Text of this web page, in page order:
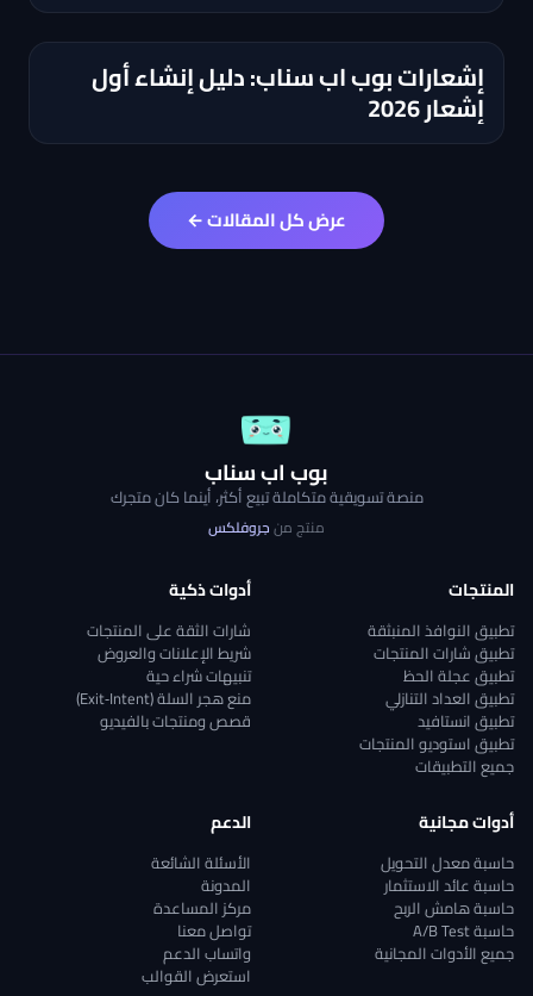
إشعارات بوب اب سناب: دليل إنشاء أول
إشعار 2026
عرض كل المقالات ←
بوب اب سناب
منصة تسويقية متكاملة تبيع أكثر، أينما كان متجرك
منتج منجروفلكس
المنتجات
تطبيق النوافذ المنبثقة
تطبيق شارات المنتجات
تطبيق عجلة الحظ
تطبيق العداد التنازلي
تطبيق انستافيد
تطبيق استوديو المنتجات
جميع التطبيقات
أدوات ذكية
شارات الثقة على المنتجات
شريط الإعلانات والعروض
تنبيهات شراء حية
منع هجر السلة (Exit‑Intent)
قصص ومنتجات بالفيديو
أدوات مجانية
حاسبة معدل التحويل
حاسبة عائد الاستثمار
حاسبة هامش الربح
حاسبة A/B Test
جميع الأدوات المجانية
الدعم
الأسئلة الشائعة
المدونة
مركز المساعدة
تواصل معنا
واتساب الدعم
استعرض القوالب